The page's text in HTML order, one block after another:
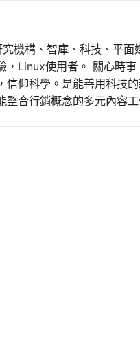
機構、智庫、科技、平
，Linux使用者。 關心時
信仰科學。是能善用科技
合行銷概念的多元內容